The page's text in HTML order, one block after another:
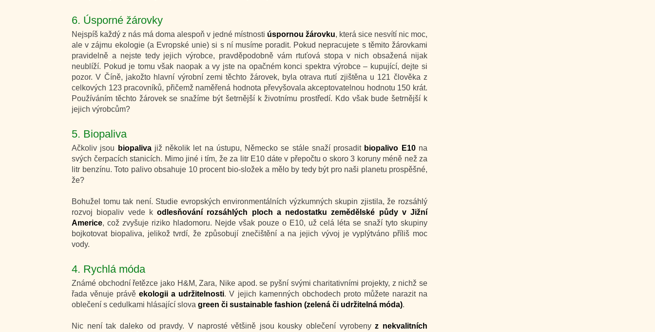
6. Úsporné žárovky
Nejspíš každý z nás má doma alespoň v jedné místnosti úspornou žárovku, která sice nesvítí nic moc,
ale v zájmu ekologie (a Evropské unie) si s ní musíme poradit. Pokud nepracujete s těmito žárovkami
pravidelně a nejste tedy jejich výrobce, pravděpodobně vám rtuťová stopa v nich obsažená nijak
neublíží. Pokud je tomu však naopak a vy jste na opačném konci spektra výrobce – kupující, dejte si
pozor. V Číně, jakožto hlavní výrobní zemi těchto žárovek, byla otrava rtutí zjištěna u 121 člověka z
celkových 123 pracovníků, přičemž naměřená hodnota převyšovala akceptovatelnou hodnotu 150 krát.
Používáním těchto žárovek se snažíme být šetrnější k životnímu prostředí. Kdo však bude šetrnější k
jejich výrobcům?
5. Biopaliva
Ačkoliv jsou biopalivajiž několik let na ústupu, Německo se stále snaží prosadit biopalivo E10na
svých čerpacích stanicích. Mimo jiné i tím, že za litr E10 dáte v přepočtu o skoro 3 koruny méně než za
litr benzínu. Toto palivo obsahuje 10 procent bio-složek a mělo by tedy být pro naši planetu prospěšné,
že?
Bohužel tomu tak není. Studie evropských environmentálních výzkumných skupin zjistila, že rozsáhlý
rozvoj biopaliv vede k odlesňování rozsáhlých ploch a nedostatku zemědělské půdy v Jižní
Americe, což zvyšuje riziko hladomoru. Nejde však pouze o E10, už celá léta se snaží tyto skupiny
bojkotovat biopaliva, jelikož tvrdí, že způsobují znečištění a na jejich vývoj je vyplýtváno příliš moc
vody.
4. Rychlá móda
Známé obchodní řetězce jako H&M, Zara, Nike apod. se pyšní svými charitativními projekty, z nichž se
řada věnuje právěekologii a udržitelnosti. V jejich kamenných obchodech proto můžete narazit na
oblečení s cedulkami hlásající slova green či sustainable fashion (zelená či udržitelná móda).
Nic není tak daleko od pravdy. V naprosté většině jsou kousky oblečení vyrobenyz nekvalitních